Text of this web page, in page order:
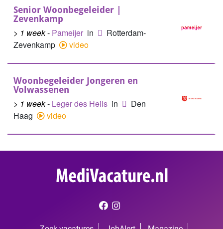
Senior Woonbegeleider |
Zevenkamp
> 1 week- Pameijer in
Rotterdam-
Zevenkamp
video
Woonbegeleider Jongeren en
Volwassenen
> 1 week- Leger des Heils in
Den
Haag
video